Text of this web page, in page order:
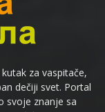
za vaspitače,
dečiji svet. Portal
svoje znanje sa